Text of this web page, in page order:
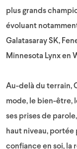
plus grands
évoluant
Galatasaray SK,
Minnesota Lynx en
Au-delà du terrain,
mode, le bien-être,
ses prises de
haut niveau, portée
confiance en soi, la